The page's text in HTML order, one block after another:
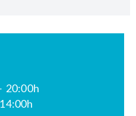
20:00h